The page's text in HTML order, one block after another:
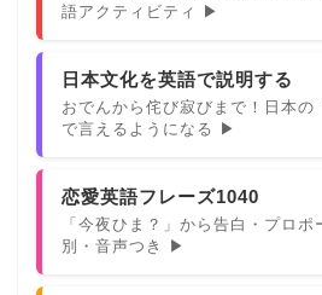
語アクティビティ ▶
日本文化を英語で説明する
おでんから侘び寂びまで！日本の
で言えるようになる ▶
恋愛英語フレーズ1040
「今夜ひま？」から告白・プロ
別・音声つき ▶